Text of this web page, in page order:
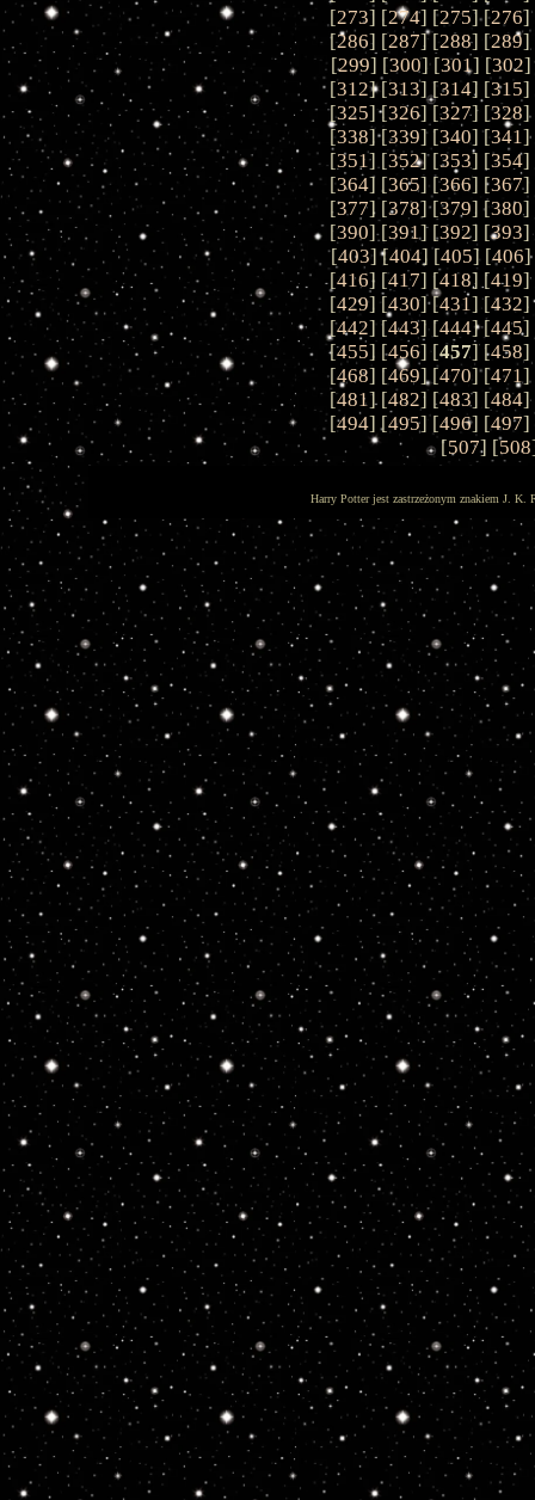
[273] [274] [275] [276]
[286] [287] [288] [289]
[299] [300] [301] [302]
[312] [313] [314] [315]
[325] [326] [327] [328]
[338] [339] [340] [341]
[351] [352] [353] [354]
[364] [365] [366] [367]
[377] [378] [379] [380]
[390] [391] [392] [393]
[403] [404] [405] [406]
[416] [417] [418] [419]
[429] [430] [431] [432]
[442] [443] [444] [445]
[455] [456] [457] [458]
[468] [469] [470] [471]
[481] [482] [483] [484]
[494] [495] [496] [497]
[507] [508
Harry Potter jest zastrzeżonym znakiem J. K.